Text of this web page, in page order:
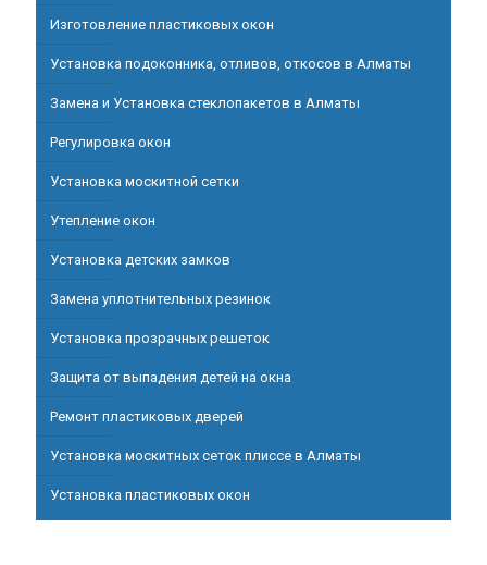
Изготовление пластиковых окон
Установка подоконника, отливов, откосов в Алматы
Замена и Установка стеклопакетов в Алматы
Регулировка окон
Установка москитной сетки
Утепление окон
Установка детских замков
Замена уплотнительных резинок
Установка прозрачных решеток
Защита от выпадения детей на окна
Ремонт пластиковых дверей
Установка москитных сеток плиссе в Алматы
Установка пластиковых окон